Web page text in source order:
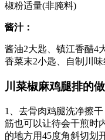
椒粉适量(非腌料)
酱汁：
酱油2大匙、镇江香醋4
香菜末2小匙、自制川
川菜椒麻鸡腿排的做
1、去骨肉鸡腿洗净擦
筋也可以让待会干煎时
的地方用45度角斜切划